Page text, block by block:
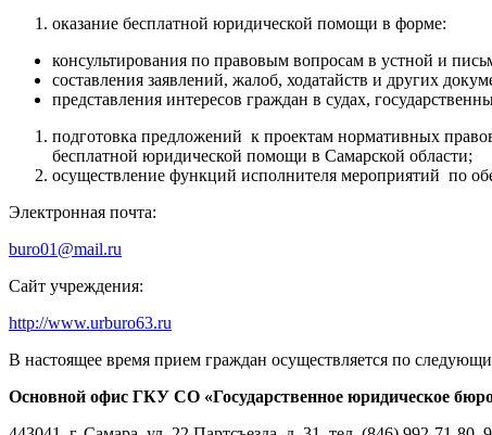
оказание бесплатной юридической помощи в форме:
консультирования по правовым вопросам в устной и
составления заявлений, жалоб, ходатайств и других
представления интересов граждан в судах,
подготовка предложений к проектам нормативных
бесплатной юридической помощи в Самарской области;
осуществление функций исполнителя мероприятий по
Электронная почта:
buro01@mail.ru
Сайт учреждения:
http://www.urburo63.ru
В настоящее время прием граждан осуществляется по
Основной офис ГКУ СО «Государственное юридическое